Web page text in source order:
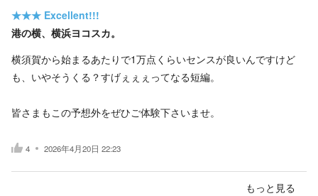
★★★ Excellent!!!
港の横、横浜ヨコスカ。
横須賀から始まるあたりで1万点くらいセンスが良いんですけど
も、いやそうくる？すげぇぇぇってなる短編。
皆さまもこの予想外をぜひご体験下さいませ。
4 2026年4月20日 22:23
もっと見る